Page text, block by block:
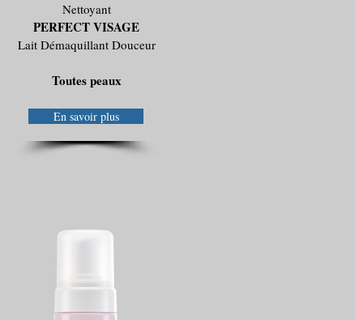
Nettoyant
PERFECT VISAGE
Lait Démaquillant Douceur
Toutes peaux
En savoir plus